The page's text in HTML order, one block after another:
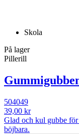
Skola
På lager
Pillerill
504049
39,00 kr
Glad och kul gubbe
böjbara.